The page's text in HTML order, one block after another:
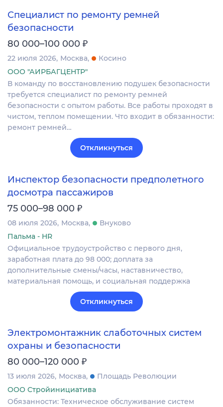
Специалист по ремонту ремней
безопасности
80 000–100 000 ₽
22 июля 2026 Москва
Косино
ООО "АИРБАГЦЕНТР"
В команду по восстановлению подушек безопасности
требуется специалист по ремонту ремней
безопасности с опытом работы. Все работы проходят в
чистом, теплом помещении. Что входит в обязанности:
ремонт ремней…
Откликнуться
Инспектор безопасности предполетного
досмотра пассажиров
75 000–98 000 ₽
08 июля 2026 Москва
Внуково
Пальма - HR
Официальное трудоустройство с первого дня,
заработная плата до 98 000; доплата за
дополнительные смены/часы, наставничество,
материальная помощь, и социальная поддержка
Откликнуться
Электромонтажник слаботочных систем
охраны и безопасности
80 000–120 000 ₽
13 июля 2026 Москва
Площадь Революции
ООО Стройинициатива
Обязанности: Техническое обслуживание систем